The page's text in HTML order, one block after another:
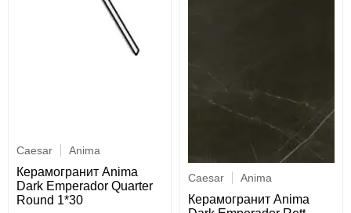
Caesar Anima
Керамогранит Anima
Dark Emperador Quarter
Round 1*30
Caesar Anima
Керамогранит Anima